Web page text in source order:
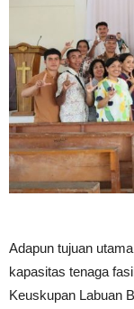
Adapun tujuan
kapasitas tenaga
Keuskupan Labuan